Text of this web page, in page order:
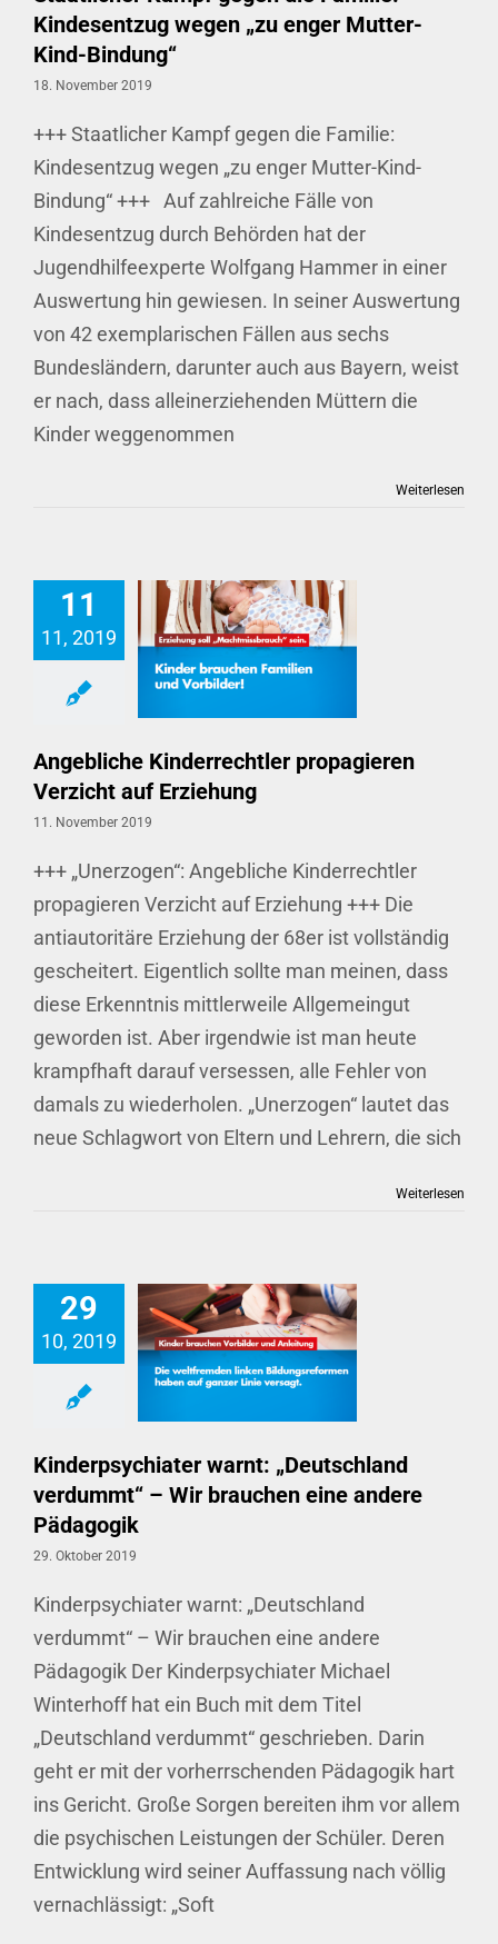
Kindesentzug wegen „zu enger Mutter-
Kind-Bindung“
18. November 2019
+++ Staatlicher Kampf gegen die Familie:
Kindesentzug wegen „zu enger Mutter-Kind-
Bindung“ +++ Auf zahlreiche Fälle von
Kindesentzug durch Behörden hat der
Jugendhilfeexperte Wolfgang Hammer in einer
Auswertung hin gewiesen. In seiner Auswertung
von 42 exemplarischen Fällen aus sechs
Bundesländern, darunter auch aus Bayern, weist
er nach, dass alleinerziehenden Müttern die
Kinder weggenommen
Weiterlesen
11
11, 2019
Angebliche Kinderrechtler propagieren
Verzicht auf Erziehung
11. November 2019
+++ „Unerzogen“: Angebliche Kinderrechtler
propagieren Verzicht auf Erziehung +++ Die
antiautoritäre Erziehung der 68er ist vollständig
gescheitert. Eigentlich sollte man meinen, dass
diese Erkenntnis mittlerweile Allgemeingut
geworden ist. Aber irgendwie ist man heute
krampfhaft darauf versessen, alle Fehler von
damals zu wiederholen. „Unerzogen“ lautet das
neue Schlagwort von Eltern und Lehrern, die sich
Weiterlesen
29
10, 2019
Kinderpsychiater warnt: „Deutschland
verdummt“ – Wir brauchen eine andere
Pädagogik
29. Oktober 2019
Kinderpsychiater warnt: „Deutschland
verdummt“ – Wir brauchen eine andere
Pädagogik Der Kinderpsychiater Michael
Winterhoff hat ein Buch mit dem Titel
„Deutschland verdummt“ geschrieben. Darin
geht er mit der vorherrschenden Pädagogik hart
ins Gericht. Große Sorgen bereiten ihm vor allem
die psychischen Leistungen der Schüler. Deren
Entwicklung wird seiner Auffassung nach völlig
vernachlässigt: „Soft